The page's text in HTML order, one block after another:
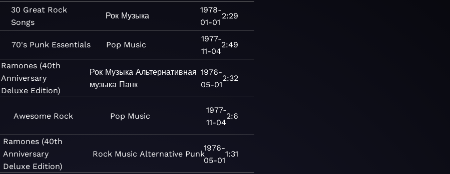
30 Great Rock
Songs
Рок Музыка
1978-
01-01
2:29
70's Punk Essentials Pop Music
1977-
11-04
2:49
Ramones (40th
Anniversary
Deluxe Edition)
Рок Музыка Альтернативная
музыка Панк
1976-
05-01
2:32
Awesome Rock Pop Music
1977-
11-04
2:6
Ramones (40th
Anniversary
Deluxe Edition)
Rock Music Alternative Punk
1976-
05-01
1:31